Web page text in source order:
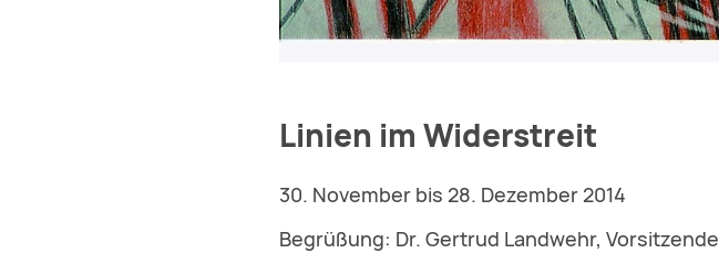
Linien im Widerstreit
30. November bis 28. Dezember 2014
Begrüßung: Dr. Gertrud Landwehr, Vorsitzende